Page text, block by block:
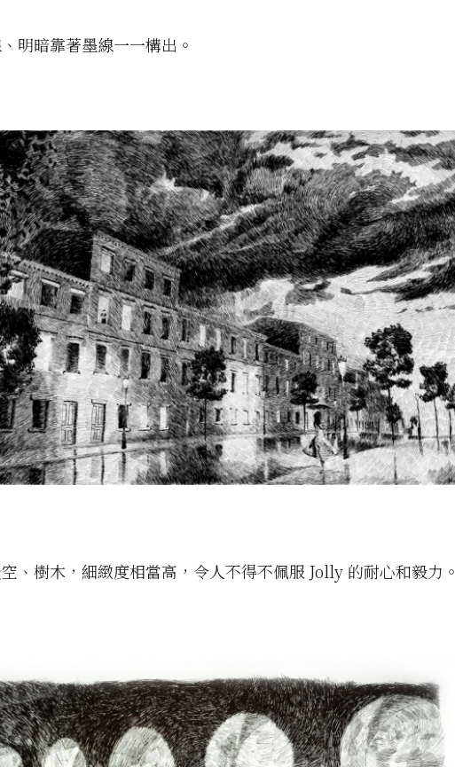
明暗靠著墨線一一構出。
、樹木，細緻度相當高，令人不得不佩服 Jolly 的耐心和毅力。